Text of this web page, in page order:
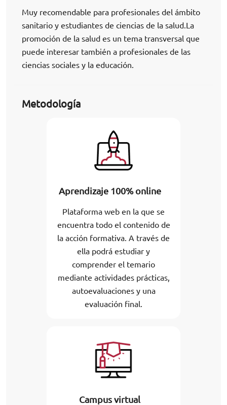
Muy recomendable para profesionales del ámbito
sanitario y estudiantes de ciencias de la salud.La
promoción de la salud es un tema transversal que
puede interesar también a profesionales de las
ciencias sociales y la educación.
Metodología
Aprendizaje 100% online
Plataforma web en la que se
encuentra todo el contenido de
la acción formativa. A través de
ella podrá estudiar y
comprender el temario
mediante actividades prácticas,
autoevaluaciones y una
evaluación final.
Campus virtual